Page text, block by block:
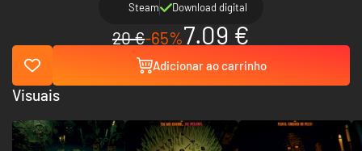
Steam Download digital
20 €-65%7.09 €
Adicionar ao carrinho
Visuais